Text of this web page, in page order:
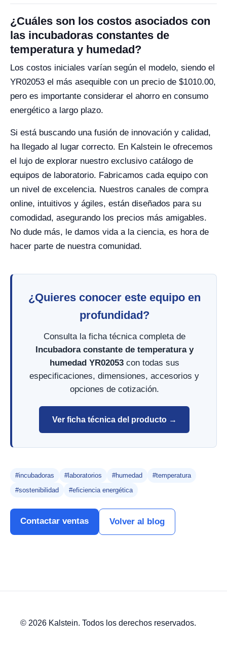
¿Cuáles son los costos asociados con
las incubadoras constantes de
temperatura y humedad?
Los costos iniciales varían según el modelo, siendo el
YR02053 el más asequible con un precio de $1010.00,
pero es importante considerar el ahorro en consumo
energético a largo plazo.
Si está buscando una fusión de innovación y calidad,
ha llegado al lugar correcto. En Kalstein le ofrecemos
el lujo de explorar nuestro exclusivo catálogo de
equipos de laboratorio. Fabricamos cada equipo con
un nivel de excelencia. Nuestros canales de compra
online, intuitivos y ágiles, están diseñados para su
comodidad, asegurando los precios más amigables.
No dude más, le damos vida a la ciencia, es hora de
hacer parte de nuestra comunidad.
¿Quieres conocer este equipo en
profundidad?
Consulta la ficha técnica completa de
Incubadora constante de temperatura y
humedad YR02053con todas sus
especificaciones, dimensiones, accesorios y
opciones de cotización.
Ver ficha técnica del producto →
#incubadoras #laboratorios #humedad
#temperatura
#sostenibilidad
#eficiencia energética
Contactar ventas Volver al blog
© 2026 Kalstein. Todos los derechos reservados.